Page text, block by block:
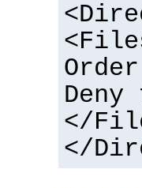
</
</